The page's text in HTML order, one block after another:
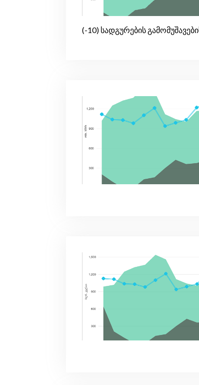
(-10) სადგურების